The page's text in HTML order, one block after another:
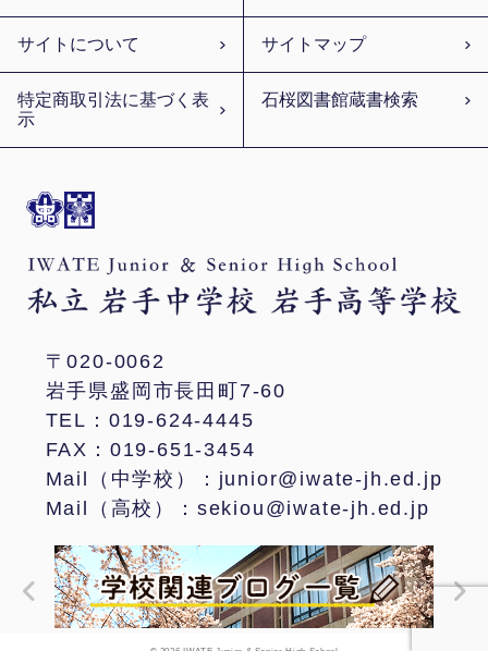
〒020-0062
岩手県盛岡市長田町7-60
TEL：019-624-4445
FAX：019-651-3454
Mail（中学校）：junior@iwate-jh.ed.jp
Mail（高校）：sekiou@iwate-jh.ed.jp
サイトについて サイトマップ
特定商取引法に基づく表
示
石桜図書館蔵書検索